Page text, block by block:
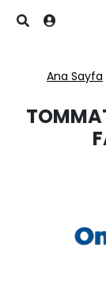
Ana Sayfa